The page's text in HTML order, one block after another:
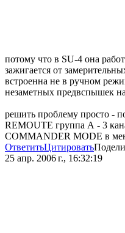
потому что в SU-4 она
зажигается от
встроенна не в ручном
незаметных предвспышек
решить проблему просто -
REMOUTE группа А - 3
COMMANDER MODE в
ОтветитьЦитировать
25 апр. 2006 г., 16:32:19